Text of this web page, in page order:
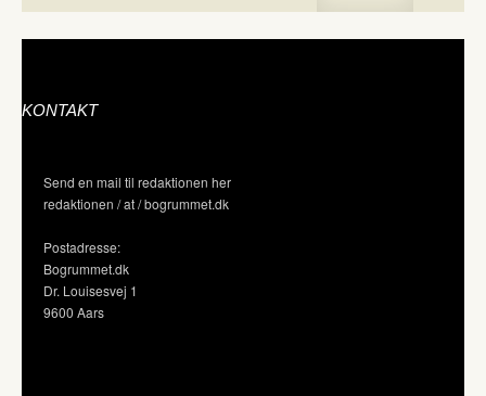
KONTAKT
Send en mail til redaktionen her
redaktionen / at / bogrummet.dk
Postadresse:
Bogrummet.dk
Dr. Louisesvej 1
9600 Aars